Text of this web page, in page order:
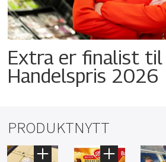
Extra er finalist til
Handelspris 2026
PRODUKTNYTT